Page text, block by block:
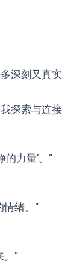
深刻又真实
探索与连接
力量’。”
情绪。”
。”